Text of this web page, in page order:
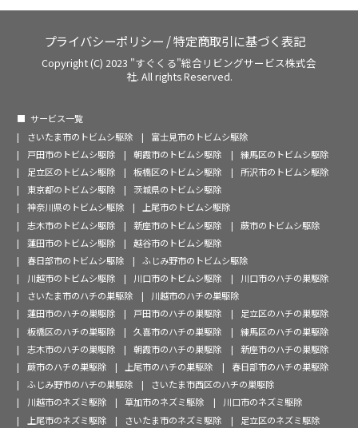
プライバシーポリシー /特定商取引に基づく表記
Copyright (C) 2023 "すぐくる"総合リビングサービス株式会
社. All rights Reserved.
サービス一覧
さいたま市のトビムシ駆除
富士見市のトビムシ駆除
戸田市のトビムシ駆除
朝霞市のトビムシ駆除
練馬区のトビムシ駆除
足立区のトビムシ駆除
板橋区のトビムシ駆除
所沢市のトビムシ駆除
東京都のトビムシ駆除
茨城県のトビムシ駆除
神奈川県のトビムシ駆除
上尾市のトビムシ駆除
志木市のトビムシ駆除
新座市のトビムシ駆除
蕨市のトビムシ駆除
蓮田市のトビムシ駆除
越谷市のトビムシ駆除
春日部市のトビムシ駆除
ふじみ野市のトビムシ駆除
川越市のトビムシ駆除
川口市のトビムシ駆除
川口市のハチの巣駆除
さいたま市のハチの巣駆除
川越市のハチの巣駆除
蓮田市のハチの巣駆除
戸田市のハチの巣駆除
足立区のハチの巣駆除
板橋区のハチの巣駆除
久喜市のハチの巣駆除
練馬区のハチの巣駆除
志木市のハチの巣駆除
朝霞市のハチの巣駆除
新座市のハチの巣駆除
蕨市のハチの巣駆除
上尾市のハチの巣駆除
春日部市のハチの巣駆除
ふじみ野市のハチの巣駆除
さいたま市西区のハチの巣駆除
川越市のネズミ駆除
草加市のネズミ駆除
川口市のネズミ駆除
上尾市のネズミ駆除
さいたま市のネズミ駆除 足立区のネズミ駆除